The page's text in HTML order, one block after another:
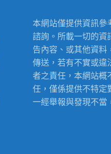
本網站僅提供資訊參
諮詢。所載一切的資
告內容、或其他資料
傳送，若有不實或違
者之責任，本網站概
任，僅係提供不特定
一經舉報與發現不當